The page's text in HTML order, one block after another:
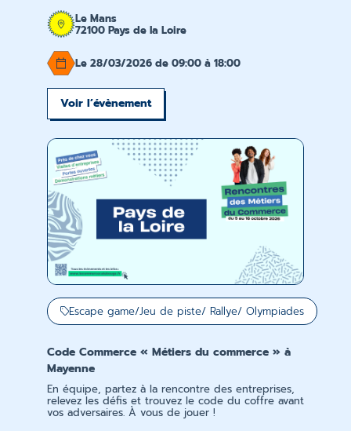
Le Mans
72100 Pays de la Loire
Le 28/03/2026 de 09:00 à 18:00
Voir l’évènement
Escape game/Jeu de piste/ Rallye/ Olympiades
Code Commerce « Métiers du commerce » à
Mayenne
En équipe, partez à la rencontre des entreprises,
relevez les défis et trouvez le code du coffre avant
vos adversaires. À vous de jouer !